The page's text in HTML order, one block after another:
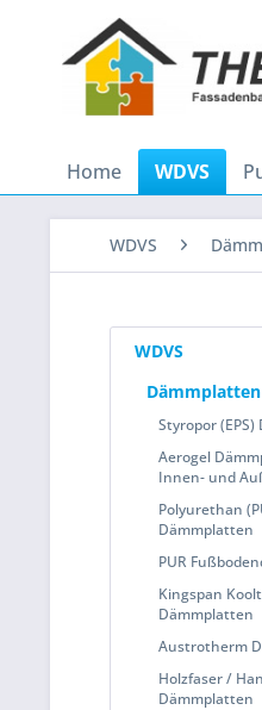
Home WDVS
WDVS
WDVS
Dämmplatten
Styropor
Aerogel
Innen- und
Polyurethan
Dämmplatten
PUR
Kingspan
Dämmplatten
Austrotherm
Holzfaser /
Dämmplatten